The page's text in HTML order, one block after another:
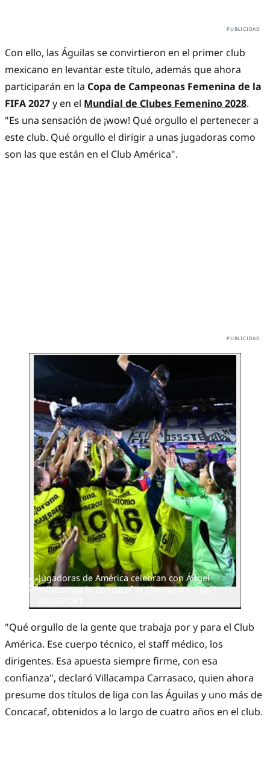
Con ello, las Águilas se convirtieron en el primer club
mexicano en levantar este título, además que ahora
participarán en la Copa de Campeonas Femenina de la
FIFA 2027y en el Mundial de Clubes Femenino 2028.
"Es una sensación de ¡wow! Qué orgullo el pertenecer a
este club. Qué orgullo el dirigir a unas jugadoras como
son las que están en el Club América".
Jugadoras de América celebran con Ángel
Villacampa la Concacaf W Champions Cup |
"Qué orgullo de la gente que trabaja por y para el Club
América. Ese cuerpo técnico, el staff médico, los
dirigentes. Esa apuesta siempre firme, con esa
confianza", declaró Villacampa Carrasaco, quien ahora
presume dos títulos de liga con las Águilas y uno más de
Concacaf, obtenidos a lo largo de cuatro años en el club.